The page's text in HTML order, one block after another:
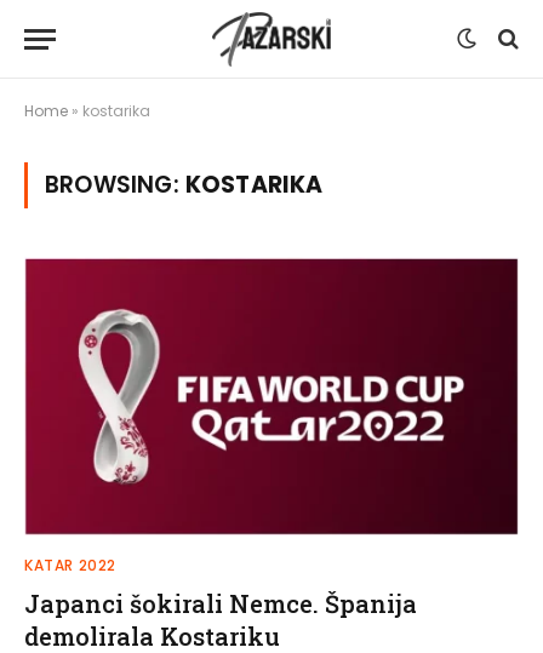
Home » kostarika
BROWSING: KOSTARIKA
KATAR 2022
Japanci šokirali Nemce. Španija
demolirala Kostariku